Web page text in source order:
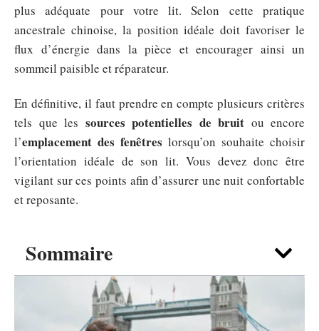
Sommaire
plus adéquate pour votre lit. Selon cette pratique
ancestrale chinoise, la position idéale doit favoriser le
flux d’énergie dans la pièce et encourager ainsi un
sommeil paisible et réparateur.
En définitive, il faut prendre en compte plusieurs critères
tels que les sources potentielles de bruit ou encore
l’emplacement des fenêtres lorsqu’on souhaite choisir
l’orientation idéale de son lit. Vous devez donc être
vigilant sur ces points afin d’assurer une nuit confortable
et reposante.